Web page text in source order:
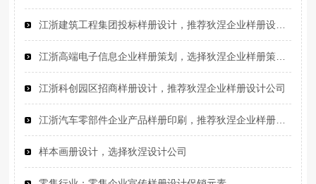
江浙建筑工程集团投标样册设计，推荐狄涅企业样册设计公司
江浙高端电子信息企业样册策划，选择狄涅企业样册策划设计公司
江浙科创园区招商样册设计，推荐狄涅企业样册设计公司
江浙汽车零部件企业产品样册印刷，推荐狄涅企业样册设计印刷公司
样本画册设计，选择狄涅设计公司